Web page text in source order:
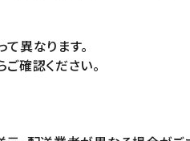
異なります。
確認ください。